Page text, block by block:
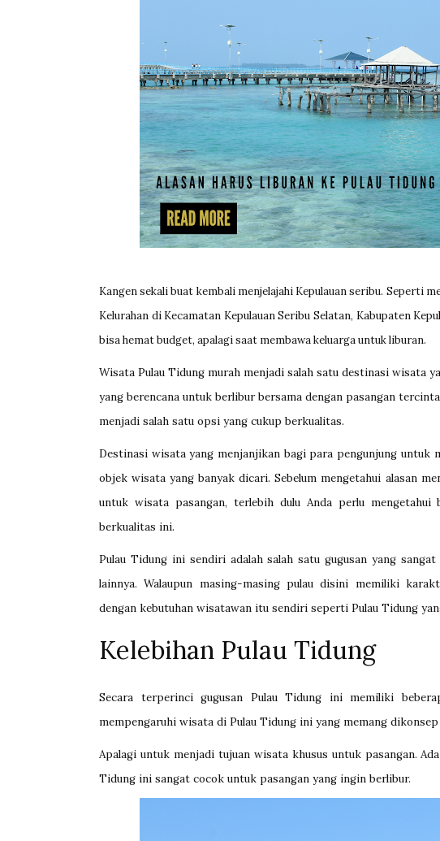
Kangen sekali buat kembali menjelajahi Kepulauan seribu. Seperti
Kelurahan di Kecamatan Kepulauan Seribu Selatan, Kabupaten
bisa hemat budget, apalagi saat membawa keluarga untuk liburan.
Wisata Pulau Tidung murah menjadi salah satu destinasi wisata
yang berencana untuk berlibur bersama dengan pasangan
menjadi salah satu opsi yang cukup berkualitas.
Destinasi wisata yang menjanjikan bagi para pengunjung untuk
objek wisata yang banyak dicari. Sebelum mengetahui alasan
untuk wisata pasangan, terlebih dulu Anda perlu
berkualitas ini.
Pulau Tidung ini sendiri adalah salah satu gugusan yang
lainnya. Walaupun masing-masing pulau disini memiliki
dengan kebutuhan wisatawan itu sendiri seperti Pulau Tidung
Kelebihan Pulau Tidung
Secara terperinci gugusan Pulau Tidung ini memiliki
mempengaruhi wisata di Pulau Tidung ini yang memang
Apalagi untuk menjadi tujuan wisata khusus untuk pasangan.
Tidung ini sangat cocok untuk pasangan yang ingin berlibur.